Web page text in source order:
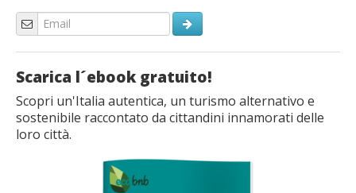
Scarica l´ebook gratuito!
Scopri un'Italia autentica, un turismo alternativo e
sostenibile raccontato da cittandini innamorati delle
loro città.